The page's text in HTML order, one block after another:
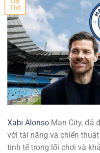
Th9
Xabi Alonso Man City, đã
với tài năng và chiến
tinh tế trong lối chơi và